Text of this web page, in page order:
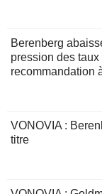
Berenberg
pression des
recommandation
VONOVIA :
titre